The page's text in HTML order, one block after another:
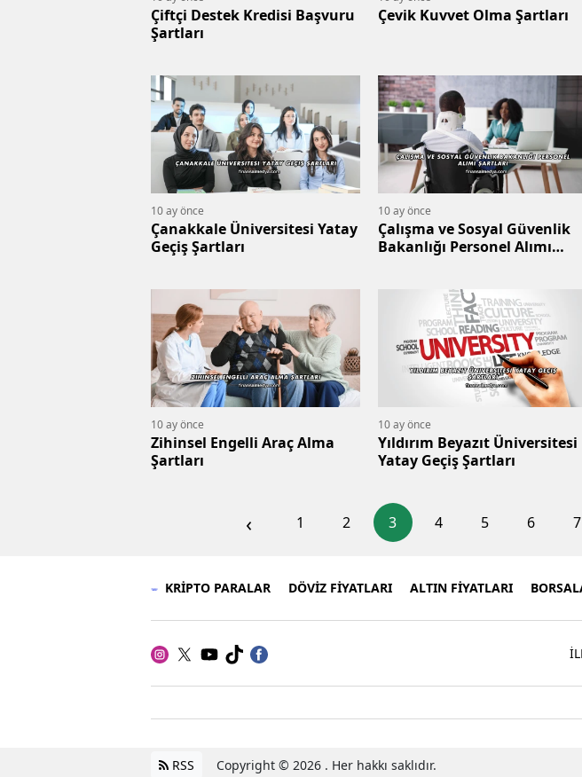
Çiftçi Destek Kredisi Başvuru
Şartları
Çevik Kuvvet Olma Şartları
10 ay önce
Çanakkale Üniversitesi Yatay
Geçiş Şartları
10 ay önce
Çalışma ve Sosyal Güvenlik
Bakanlığı Personel Alımı
10 ay önce
Zihinsel Engelli Araç Alma
Şartları
10 ay önce
Yıldırım Beyazıt Üniversitesi
Yatay Geçiş Şartları
‹ 1 2 3 4 5 6 7
KRİPTO PARALAR DÖVİZ FİYATLARI ALTIN FİYATLARI
RSS Copyright © 2026 . Her hakkı saklıdır.